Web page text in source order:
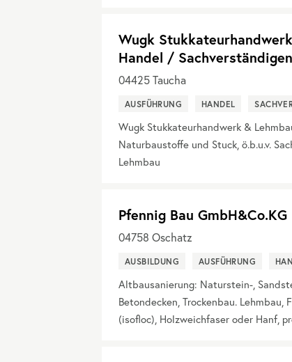
Wugk
Handel /
04425Taucha
AUSFÜHRUNG HANDEL
Wugk Stukkateurhandwerk &
Naturbaustoffe und Stuck, ö.b.u.v.
Lehmbau
Pfennig Bau GmbH&Co.KG
04758 Oschatz
AUSBILDUNG AUSFÜHRUNG
Altbausanierung: Naturstein-,
Betondecken, Trockenbau.
(isofloc), Holzweichfaser oder Hanf,